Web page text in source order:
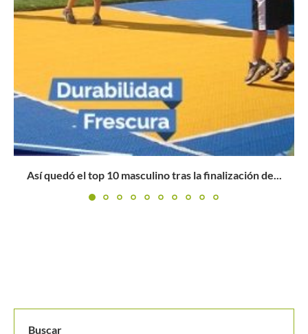
W25 Anapoima: Yuliana Lizarazo le apunta a sus primeros